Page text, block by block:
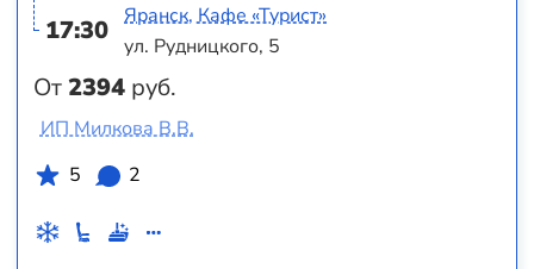
17:30
От2394 руб.
Яранск, Кафе «Турист»
ул. Рудницкого, 5
ИП Милкова В.В.
5
2